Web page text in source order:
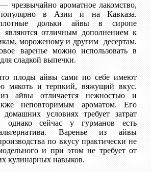
чрезвычайно ароматное лакомство,
в Азии и на Кавказа.
дольки айвы в сиропе
являются отличным дополнением к
мороженому и другим десертам.
варенье можно использовать в
сладкой выпечки.
плоды айвы сами по себе имеют
мякоть и терпкий, вяжущий вкус.
айвы отличается нежностью и
неповторимым ароматом. Его
условиях требует затрат
сейчас у гурманов есть
альтернатива. Варенье из айвы
по вкусу практически не
и при этом не требует от
кулинарных навыков.